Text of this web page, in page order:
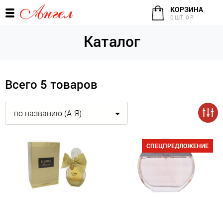
КОРЗИНА
0 ШТ. 0 Р.
Каталог
по названию (А-Я)
Всего 5 товаров
СПЕЦПРЕДЛОЖЕНИЕ